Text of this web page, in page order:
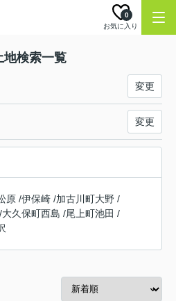
お気に入り
0
地検索一覧
変更
変更
原 /伊保崎 /加古川町大野 /
/大久保町西島 /尾上町池田 /